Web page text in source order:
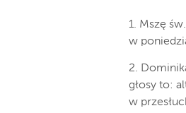
1. Mszę
w
2.
głosy to:
w